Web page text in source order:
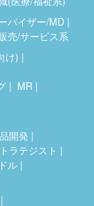
バイザー/MD
売/サービス系
け)
MR
開発
ラテジスト
ル